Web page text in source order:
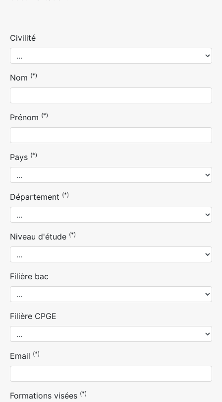
Civilité
Nom (*)
Prénom (*)
Pays (*)
Département (*)
Niveau d'étude (*)
Filière bac
Filière CPGE
Email (*)
Formations visées (*)